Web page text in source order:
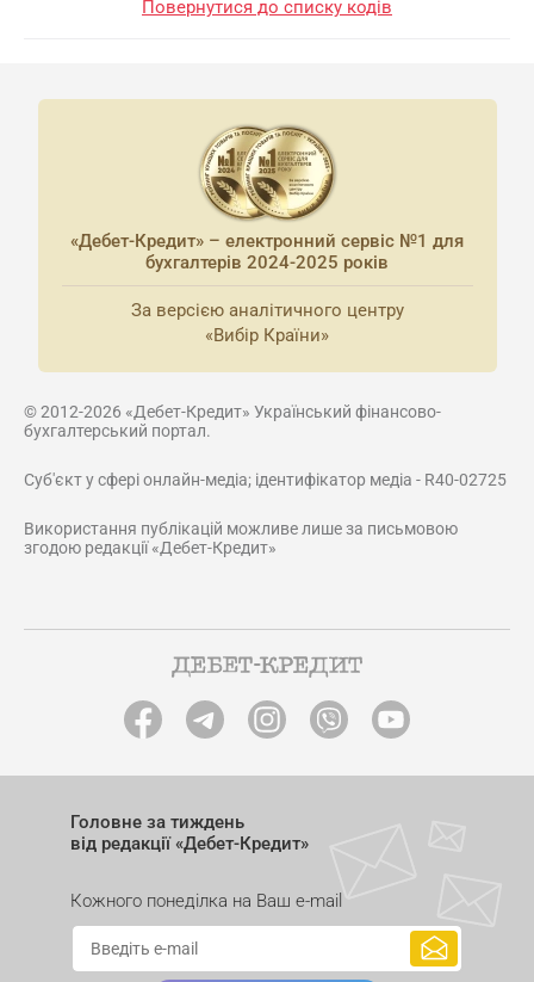
Повернутися до списку кодів
«Дебет-Кредит» – електронний сервіс №1 для
бухгалтерів 2024-2025 років
За версією аналітичного центру
«Вибір Країни»
© 2012-2026 «Дебет-Кредит» Український фінансово-
бухгалтерський портал.
Суб'єкт у сфері онлайн-медіа; ідентифікатор медіа - R40-02725
Використання публікацій можливе лише за письмовою
згодою редакції «Дебет-Кредит»
Головне за тиждень
від редакції «Дебет-Кредит»
Кожного понеділка на Ваш e-mail